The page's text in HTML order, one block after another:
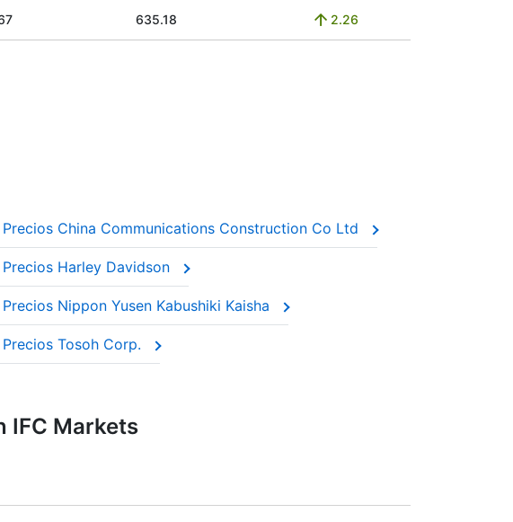
635.18 2.26
China Communications Construction Co Ltd
Harley Davidson
Nippon Yusen Kabushiki Kaisha
Tosoh Corp.
IFC Markets